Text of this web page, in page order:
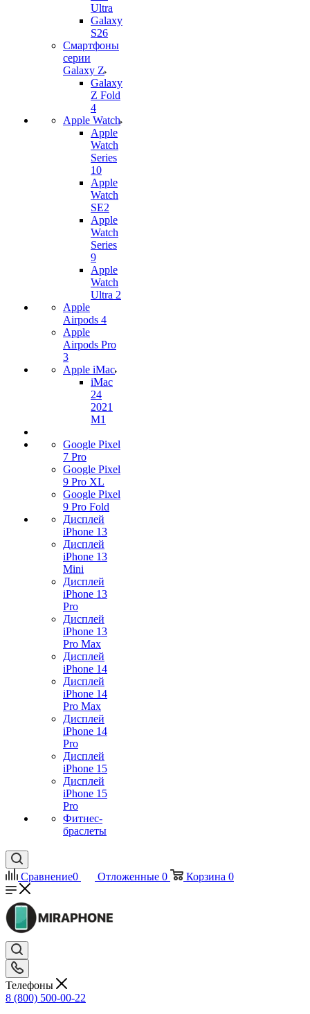
Ultra
Galaxy
S26
Смартфоны
серии
Galaxy Z
Galaxy
Z Fold
4
Apple Watch
Apple
Watch
Series
10
Apple
Watch
SE2
Apple
Watch
Series
9
Apple
Watch
Ultra 2
Apple
Airpods 4
Apple
Airpods Pro
3
Apple iMac
iMac
24
2021
M1
Google Pixel
7 Pro
Google Pixel
9 Pro XL
Google Pixel
9 Pro Fold
Дисплей
iPhone 13
Дисплей
iPhone 13
Mini
Дисплей
iPhone 13
Pro
Дисплей
iPhone 13
Pro Max
Дисплей
iPhone 14
Дисплей
iPhone 14
Pro Max
Дисплей
iPhone 14
Pro
Дисплей
iPhone 15
Дисплей
iPhone 15
Pro
Фитнес-
браслеты
Сравнение0 Отложенные 0 Корзина 0
Телефоны
8 (800) 500-00-22